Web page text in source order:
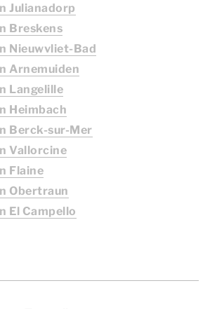
Julianadorp
Breskens
Nieuwvliet-Bad
Arnemuiden
Langelille
Heimbach
Berck-sur-Mer
Vallorcine
Flaine
Obertraun
El Campello